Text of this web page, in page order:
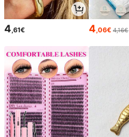
4,61€ 4,06€ 4,16€